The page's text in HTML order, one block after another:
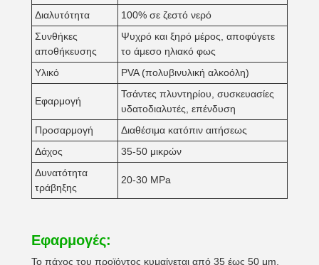
Διαλυτότητα
100% σε ζεστό νερό
Συνθήκες
αποθήκευσης
Ψυχρό και ξηρό μέρος, αποφύγετε
το άμεσο ηλιακό φως
Υλικό
PVA (πολυβινυλική αλκοόλη)
Εφαρμογή
Τσάντες πλυντηρίου, συσκευασίες
υδατοδιαλυτές, επένδυση
Προσαρμογή
Διαθέσιμα κατόπιν αιτήσεως
Δάχος
35-50 μικρών
Δυνατότητα
τράβηξης
20-30 MPa
Εφαρμογές:
Το πάχος του προϊόντος κυμαίνεται από 35 έως 50 μm,